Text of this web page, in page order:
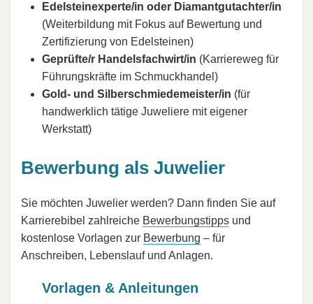
Edelsteinexperte/in oder Diamantgutachter/in
(Weiterbildung mit Fokus auf Bewertung und
Zertifizierung von Edelsteinen)
Geprüfte/r Handelsfachwirt/in (Karriereweg für
Führungskräfte im Schmuckhandel)
Gold- und Silberschmiedemeister/in (für
handwerklich tätige Juweliere mit eigener
Werkstatt)
Bewerbung als Juwelier
Sie möchten Juwelier werden? Dann finden Sie auf
Karrierebibel zahlreiche Bewerbungstipps und
kostenlose Vorlagen zur Bewerbung – für
Anschreiben, Lebenslauf und Anlagen.
Vorlagen & Anleitungen